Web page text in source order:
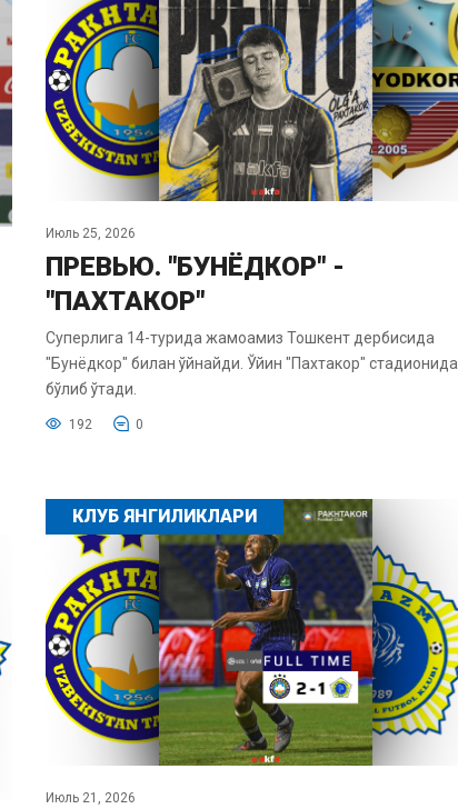
Июль 25, 2026
ПРЕВЬЮ. "БУНЁДКОР" -
"ПАХТАКОР"
Суперлига 14-турида жамоамиз Тошкент дербисида
"Бунёдкор" билан ўйнайди. Ўйин "Пахтакор" стадионида
бўлиб ўтади.
192 0
КЛУБ ЯНГИЛИКЛАРИ
Июль 21, 2026